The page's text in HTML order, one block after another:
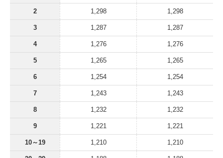
2 1,298 1,298
3 1,287 1,287
4 1,276 1,276
5 1,265 1,265
6 1,254 1,254
7 1,243 1,243
8 1,232 1,232
9 1,221 1,221
10～19 1,210 1,210